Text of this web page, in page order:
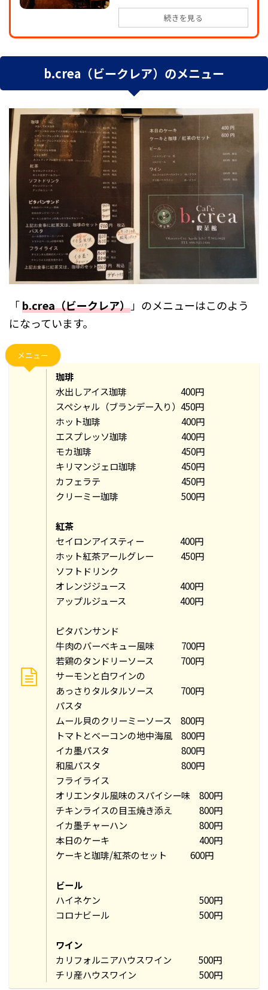
続きを見る
b.crea（ビークレア）のメニュー
「b.crea（ビークレア）」のメニューはこのよう
になっています。
メニュー
珈琲
水出しアイス珈琲 400円
スペシャル（ブランデー入り）450円
ホット珈琲 400円
エスプレッソ珈琲 400円
モカ珈琲 450円
キリマンジェロ珈琲 450円
カフェラテ 450円
クリーミー珈琲 500円
紅茶
セイロンアイスティー 400円
ホット紅茶アールグレー 450円
ソフトドリンク
オレンジジュース 400円
アップルジュース 400円
ピタパンサンド
牛肉のバーベキュー風味 700円
若鶏のタンドリーソース 700円
サーモンと白ワインの
あっさりタルタルソース 700円
パスタ
ムール貝のクリーミーソース 800円
トマトとベーコンの地中海風 800円
イカ墨パスタ 800円
和風パスタ 800円
フライライス
オリエンタル風味のスパイシー味 800円
チキンライスの目玉焼き添え 800円
イカ墨チャーハン 800円
本日のケーキ 400円
ケーキと珈琲/紅茶のセット 600円
ビール
ハイネケン 500円
コロナビール 500円
ワイン
カリフォルニアハウスワイン 500円
チリ産ハウスワイン 500円